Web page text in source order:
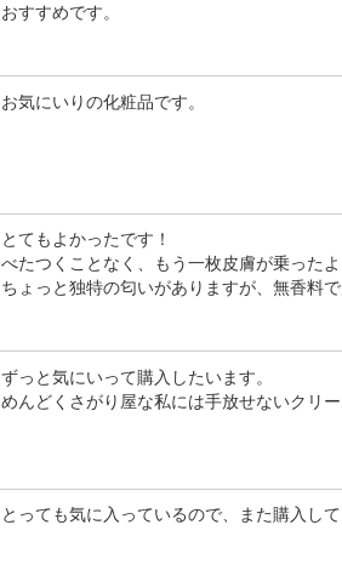
おすすめです。
お気にいりの化粧品です。
とてもよかったです！
べたつくことなく、もう一枚皮膚が乗った
ちょっと独特の匂いがありますが、無香料
ずっと気にいって購入したいます。
めんどくさがり屋な私には手放せないクリー
とっても気に入っているので、また購入して